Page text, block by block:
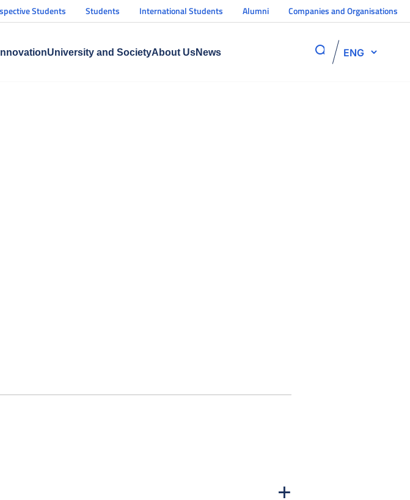
Students Students International Students Alumni Companies and Organisations
InnovationUniversity and SocietyAbout UsNews ENG